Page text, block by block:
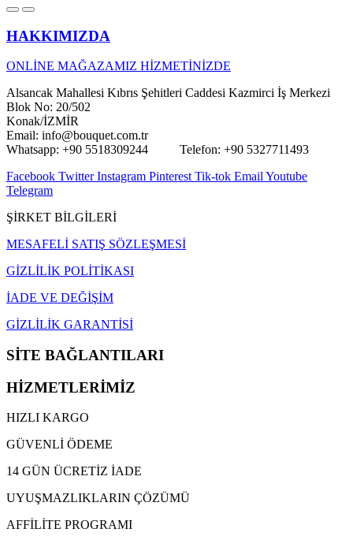
HAKKIMIZDA
ONLİNE MAĞAZAMIZ HİZMETİNİZDE
Alsancak Mahallesi Kıbrıs Şehitleri Caddesi Kazmirci İş Merkezi
Blok No: 20/502
Konak/İZMİR
Email: info@bouquet.com.tr
Whatsapp: +90 5518309244 Telefon: +90 5327711493
Facebook Twitter Instagram Pinterest Tik-tok Email Youtube
Telegram
ŞİRKET BİLGİLERİ
MESAFELİ SATIŞ SÖZLEŞMESİ
GİZLİLİK POLİTİKASI
İADE VE DEĞİŞİM
GİZLİLİK GARANTİSİ
SİTE BAĞLANTILARI
HİZMETLERİMİZ
HIZLI KARGO
GÜVENLİ ÖDEME
14 GÜN ÜCRETİZ İADE
UYUŞMAZLIKLARIN ÇÖZÜMÜ
AFFİLİTE PROGRAMI